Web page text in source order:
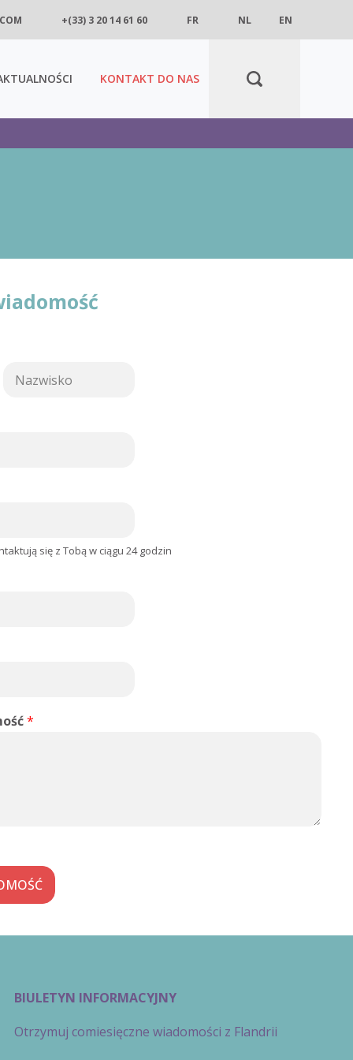
+(33) 3 20 14 61 60 FR NL EN
KONTAKT DO NAS
się z Tobą w ciągu 24 godzin
*
BIULETYN INFORMACYJNY
Otrzymuj comiesięczne wiadomości z Flandrii